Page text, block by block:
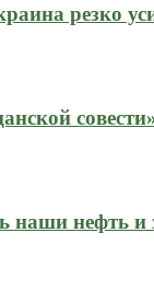
резко
наши нефть и